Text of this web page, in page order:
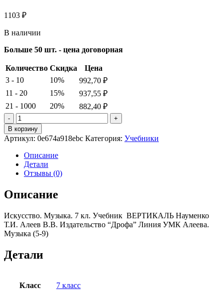
1103 ₽
В наличии
Больше 50 шт. - цена договорная
Количество Скидка
Цена
3 - 10
10% 992,70 ₽
11 - 20
15% 937,55 ₽
21 - 1000
20% 882,40 ₽
Количество
товара
Искусство.
Музыка.
7
кл.
Учебник
ВЕРТИКАЛЬ
Т.И.
В.В.
В корзину
Артикул: 0e674a918ebc Категория: Учебники
Описание
Детали
Отзывы (0)
Описание
Искусство. Музыка. 7 кл. Учебник ВЕРТИКАЛЬ Науменко
Т.И. Алеев В.В. Издательство “Дрофа” Линия УМК Алеева.
Музыка (5-9)
Детали
Класс 7 класс